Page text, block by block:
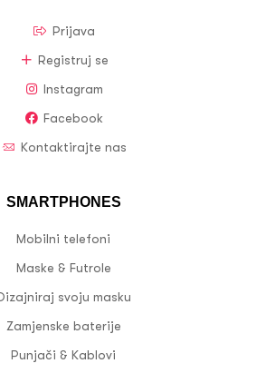
Prijava
Registruj se
Instagram
Facebook
Kontaktirajte nas
SMARTPHONES
Mobilni telefoni
Maske & Futrole
svoju masku
Zamjenske baterije
Punjači & Kablovi